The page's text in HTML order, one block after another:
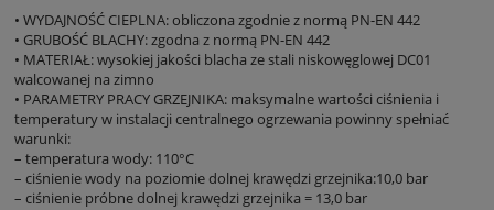
• WYDAJNOŚĆ CIEPLNA: obliczona zgodnie z normą PN-EN 442
• GRUBOŚĆ BLACHY: zgodna z normą PN-EN 442
• MATERIAŁ: wysokiej jakości blacha ze stali niskowęglowej DC01
walcowanej na zimno
• PARAMETRY PRACY GRZEJNIKA: maksymalne wartości ciśnienia i
temperatury w instalacji centralnego ogrzewania powinny spełniać
warunki:
– temperatura wody: 110°C
– ciśnienie wody na poziomie dolnej krawędzi grzejnika:10,0 bar
– ciśnienie próbne dolnej krawędzi grzejnika = 13,0 bar